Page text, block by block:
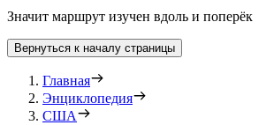
Значит маршрут изучен вдоль и поперёк
Вернуться к началу страницы
Главная
Энциклопедия
США